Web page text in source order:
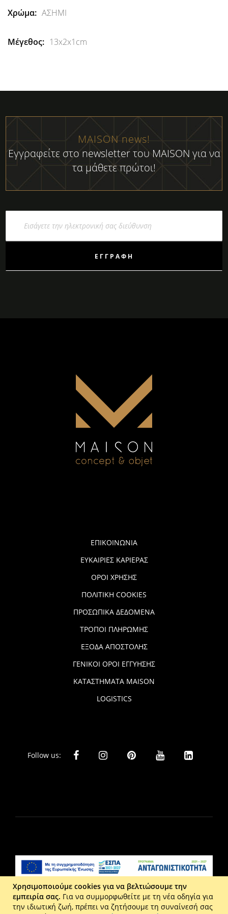
ΑΣΗΜΙ
13x2x1cm
MAISON news!
Εγγραφείτε στο newsletter του MAISON για να
τα μάθετε πρώτοι!
ΕΓΓΡΑΦΉ
ΕΠΙΚΟΙΝΩΝΙΑ
ΕΥΚΑΙΡΙΕΣ ΚΑΡΙΕΡΑΣ
ΟΡΟΙ ΧΡΗΣΗΣ
ΠΟΛΙΤΙΚΗ COOKIES
ΠΡΟΣΩΠΙΚΑ ΔΕΔΟΜΕΝΑ
ΤΡΟΠΟΙ ΠΛΗΡΩΜΗΣ
ΕΞΟΔΑ ΑΠΟΣΤΟΛΗΣ
ΓΕΝΙΚΟΙ ΟΡΟΙ ΕΓΓΥΗΣΗΣ
ΚΑΤΑΣΤΗΜΑΤΑ MAISON
LOGISTICS
Follow us:
Liberta Ε.Π.Ε. - Τ: 2610 201 800 - Ε: eshop@maison.gr -
Γ.Ε.ΜΗ : 036110316000
Χρησιμοποιούμε cookies για να βελτιώσουμε την
εμπειρία σας. Για να συμμορφωθείτε με τη νέα οδηγία για
την ιδιωτική ζωή, πρέπει να ζητήσουμε τη συναίνεσή σας